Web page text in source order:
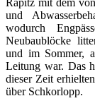
und
wodurch
Neubaublöcke
und im Sommer,
Leitung war. Das
dieser Zeit
über Schkorlopp.